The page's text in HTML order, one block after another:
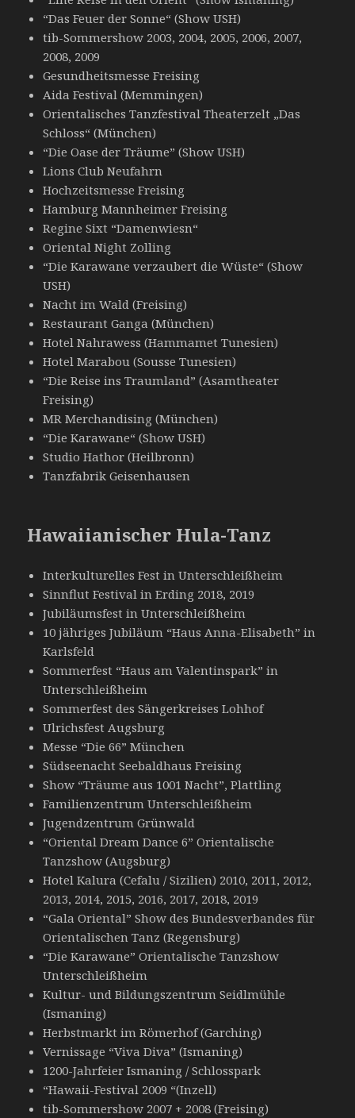
“Das Feuer der Sonne“ (Show USH)
tib-Sommershow 2003, 2004, 2005, 2006, 2007,
2008, 2009
Gesundheitsmesse Freising
Aida Festival (Memmingen)
Orientalisches Tanzfestival Theaterzelt „Das
Schloss“ (München)
“Die Oase der Träume” (Show USH)
Lions Club Neufahrn
Hochzeitsmesse Freising
Hamburg Mannheimer Freising
Regine Sixt “Damenwiesn“
Oriental Night Zolling
“Die Karawane verzaubert die Wüste“ (Show
USH)
Nacht im Wald (Freising)
Restaurant Ganga (München)
Hotel Nahrawess (Hammamet Tunesien)
Hotel Marabou (Sousse Tunesien)
“Die Reise ins Traumland” (Asamtheater
Freising)
MR Merchandising (München)
“Die Karawane“ (Show USH)
Studio Hathor (Heilbronn)
Tanzfabrik Geisenhausen
Hawaiianischer Hula-Tanz
Interkulturelles Fest in Unterschleißheim
Sinnflut Festival in Erding 2018, 2019
Jubiläumsfest in Unterschleißheim
10 jähriges Jubiläum “Haus Anna-Elisabeth” in
Karlsfeld
Sommerfest “Haus am Valentinspark” in
Unterschleißheim
Sommerfest des Sängerkreises Lohhof
Ulrichsfest Augsburg
Messe “Die 66” München
Südseenacht Seebaldhaus Freising
Show “Träume aus 1001 Nacht”, Plattling
Familienzentrum Unterschleißheim
Jugendzentrum Grünwald
“Oriental Dream Dance 6” Orientalische
Tanzshow (Augsburg)
Hotel Kalura (Cefalu / Sizilien) 2010, 2011, 2012,
2013, 2014, 2015, 2016, 2017, 2018, 2019
“Gala Oriental” Show des Bundesverbandes für
Orientalischen Tanz (Regensburg)
“Die Karawane” Orientalische Tanzshow
Unterschleißheim
Kultur- und Bildungszentrum Seidlmühle
(Ismaning)
Herbstmarkt im Römerhof (Garching)
Vernissage “Viva Diva” (Ismaning)
1200-Jahrfeier Ismaning / Schlosspark
“Hawaii-Festival 2009 “(Inzell)
tib-Sommershow 2007 + 2008 (Freising)